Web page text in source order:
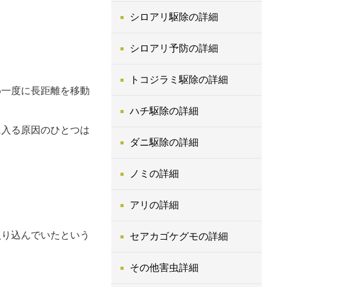
度に長距離を移動
る原因のひとつは
込んでいたという
シロアリ駆除の詳細
シロアリ予防の詳細
トコジラミ駆除の詳細
ハチ駆除の詳細
ダニ駆除の詳細
ノミの詳細
アリの詳細
セアカゴケグモの詳細
その他害虫詳細